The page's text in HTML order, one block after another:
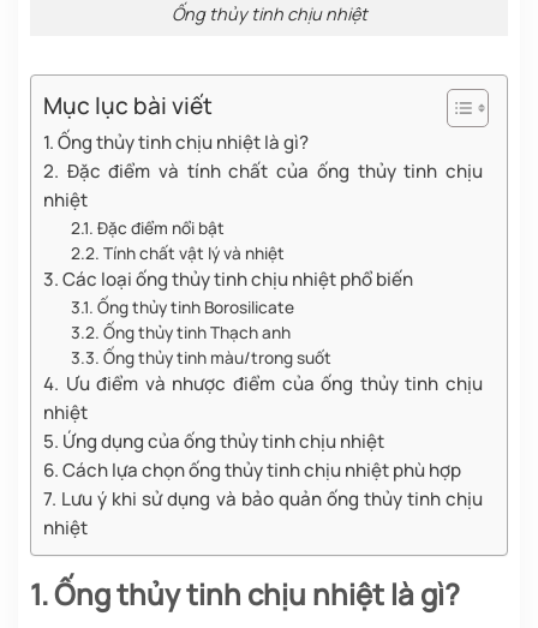
Ống thủy tinh chịu nhiệt
Mục lục bài viết
1. Ống thủy tinh chịu nhiệt là gì?
2. Đặc điểm và tính chất của ống thủy tinh chịu
nhiệt
2.1. Đặc điểm nổi bật
2.2. Tính chất vật lý và nhiệt
3. Các loại ống thủy tinh chịu nhiệt phổ biến
3.1. Ống thủy tinh Borosilicate
3.2. Ống thủy tinh Thạch anh
3.3. Ống thủy tinh màu/trong suốt
4. Ưu điểm và nhược điểm của ống thủy tinh chịu
nhiệt
5. Ứng dụng của ống thủy tinh chịu nhiệt
6. Cách lựa chọn ống thủy tinh chịu nhiệt phù hợp
7. Lưu ý khi sử dụng và bảo quản ống thủy tinh chịu
nhiệt
1. Ống thủy tinh chịu nhiệt là gì?